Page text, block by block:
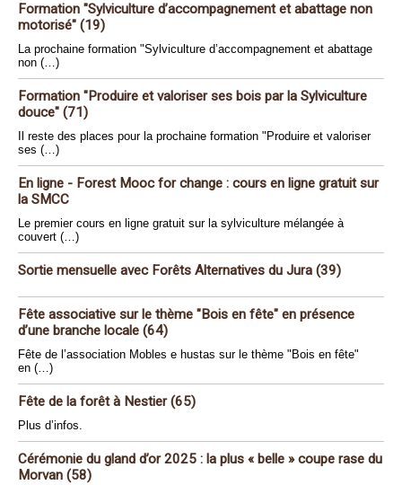
Formation "Sylviculture d’accompagnement et abattage non
motorisé" (19)
La prochaine formation "Sylviculture d’accompagnement et abattage
non (…)
Formation "Produire et valoriser ses bois par la Sylviculture
douce" (71)
Il reste des places pour la prochaine formation "Produire et valoriser
ses (…)
En ligne - Forest Mooc for change : cours en ligne gratuit sur
la SMCC
Le premier cours en ligne gratuit sur la sylviculture mélangée à
couvert (…)
Sortie mensuelle avec Forêts Alternatives du Jura (39)
Fête associative sur le thème "Bois en fête" en présence
d’une branche locale (64)
Fête de l’association Mobles e hustas sur le thème "Bois en fête"
en (…)
Fête de la forêt à Nestier (65)
Plus d’infos.
Cérémonie du gland d’or 2025 : la plus « belle » coupe rase du
Morvan (58)